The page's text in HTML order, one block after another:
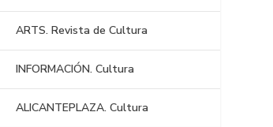
ARTS. Revista de Cultura
INFORMACIÓN. Cultura
ALICANTEPLAZA. Cultura